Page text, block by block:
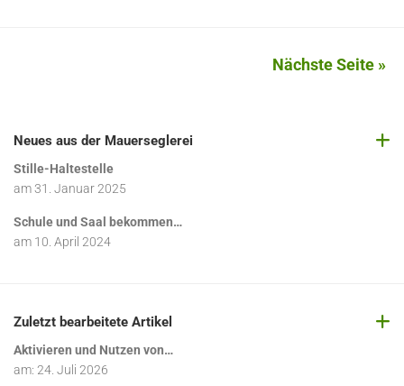
Nächste Seite »
Neues aus der Mauerseglerei
Stille-Haltestelle
am31. Januar 2025
Schule und Saal bekommen…
am 10. April 2024
Zuletzt bearbeitete Artikel
Aktivieren und Nutzen von…
am: 24. Juli 2026